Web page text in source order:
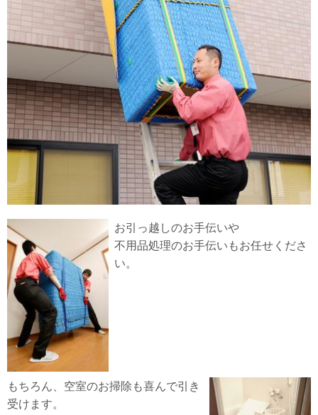
お引っ越しのお手伝いや
不用品処理のお手伝いもお任せくださ
い。
もちろん、空室のお掃除も喜んで引き
受けます。